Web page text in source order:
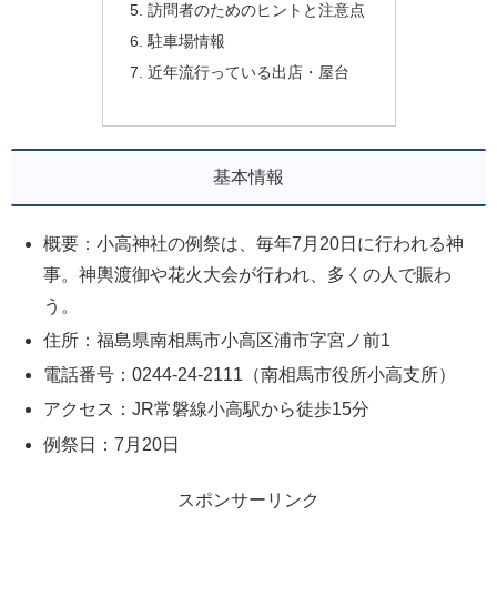
訪問者のためのヒントと注意点
駐車場情報
近年流行っている出店・屋台
基本情報
概要：小高神社の例祭は、毎年7月20日に行われる神
事。神輿渡御や花火大会が行われ、多くの人で賑わ
う。
住所：福島県南相馬市小高区浦市字宮ノ前1
電話番号：0244-24-2111（南相馬市役所小高支所）
アクセス：JR常磐線小高駅から徒歩15分
例祭日：7月20日
スポンサーリンク